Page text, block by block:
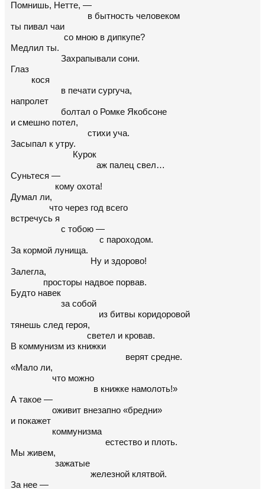
Помнишь, Нетте, —
в бытность человеком
ты пивал чаи
со мною в дипкупе?
Медлил ты.
Захрапывали сони.
Глаз
кося
в печати сургуча,
напролет
болтал о Ромке Якобсоне
и смешно потел,
стихи уча.
Засыпал к утру.
Курок
аж палец свел…
Суньтеся —
кому охота!
Думал ли,
что через год всего
встречусь я
с тобою —
с пароходом.
За кормой лунища.
Ну и здорово!
Залегла,
просторы надвое порвав.
Будто навек
за собой
из битвы коридоровой
тянешь след героя,
светел и кровав.
В коммунизм из книжки
верят средне.
«Мало ли,
что можно
в книжке намолоть!»
А такое —
оживит внезапно «бредни»
и покажет
коммунизма
естество и плоть.
Мы живем,
зажатые
железной клятвой.
За нее —